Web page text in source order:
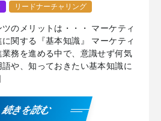
リードナーチャリング
のメリットは・・・ マーケティ
関する『基本知識』 マーケティ
務を進める中で、意識せず何気
や、知っておきたい基本知識に
続きを読む